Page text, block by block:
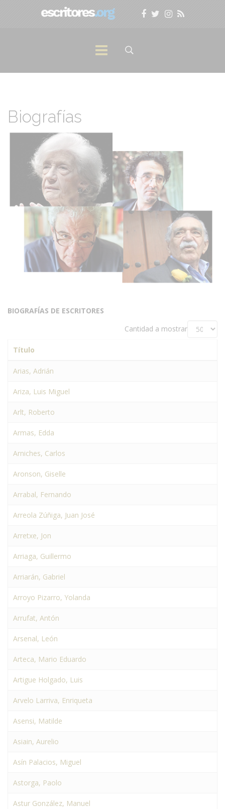
Biografías
BIOGRAFÍAS DE ESCRITORES
Cantidad a mostrar
Título
Arias, Adrián
Ariza, Luis Miguel
Arlt, Roberto
Armas, Edda
Arniches, Carlos
Aronson, Giselle
Arrabal, Fernando
Arreola Zúñiga, Juan José
Arretxe, Jon
Arriaga, Guillermo
Arriarán, Gabriel
Arroyo Pizarro, Yolanda
Arrufat, Antón
Arsenal, León
Arteca, Mario Eduardo
Artigue Holgado, Luis
Arvelo Larriva, Enriqueta
Asensi, Matilde
Asiain, Aurelio
Asín Palacios, Miguel
Astorga, Paolo
Astur González, Manuel